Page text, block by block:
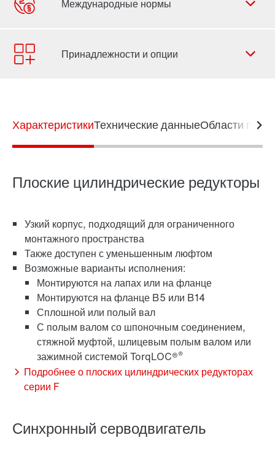
Форма обратной связи
Филиалы
Система крепления TorqLOC® с полым валом
ХарактеристикиТехнические данныеОбласти
Плоские цилиндрические редукторы
Узкий корпус, подходящий для ограниченного
монтажного пространства
Также доступен с уменьшенным люфтом
Возможные варианты исполнения:
Монтируются на лапах или на фланце
Монтируются на фланце B5 или B14
Сплошной или полый вал
С полым валом со шпоночным соединением,
стяжной муфтой, шлицевым полым валом или
зажимной системой TorqLOC®®
Подробнее о плоских цилиндрических редукторах
серии F
Синхронный серводвигатель